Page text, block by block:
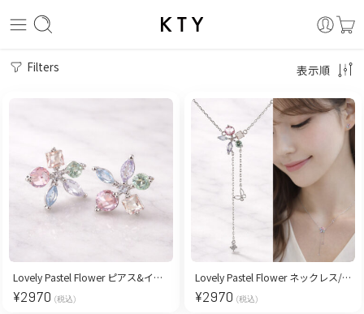
Filters 表示順
Lovely Pastel Flower ピアス&イヤリング/ silver
¥2970 (税込)
Lovely Pastel Flower ネックレス/ silver
¥2970 (税込)